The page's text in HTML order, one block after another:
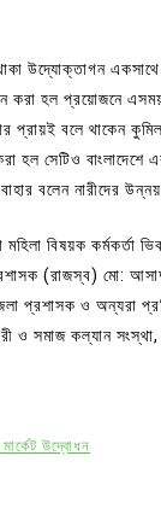
উদ্যোক্তাগন
করা হল প্রয়োজনে
প্রায়ই বলে থাকেন
হল সেটিও
বলেন নারীদের
বিষয়ক কর্মকর্তা
(রাজস্ব) মো:
প্রশাসক ও অন্যরা
ও সমাজ কল্যান
উদ্বোধন
0